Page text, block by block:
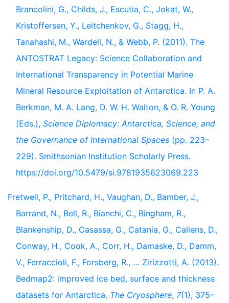
Brancolini, G., Childs, J., Escutia, C., Jokat, W.,
Kristoffersen, Y., Leitchenkov, G., Stagg, H.,
Tanahashi, M., Wardell, N., & Webb, P. (2011). The
ANTOSTRAT Legacy: Science Collaboration and
International Transparency in Potential Marine
Mineral Resource Exploitation of Antarctica. In P. A.
Berkman, M. A. Lang, D. W. H. Walton, & O. R. Young
(Eds.), Science Diplomacy: Antarctica, Science, and
the Governance of International Spaces (pp. 223–
229). Smithsonian Institution Scholarly Press.
https://doi.org/10.5479/si.9781935623069.223
Fretwell, P., Pritchard, H., Vaughan, D., Bamber, J.,
Barrand, N., Bell, R., Bianchi, C., Bingham, R.,
Blankenship, D., Casassa, G., Catania, G., Callens, D.,
Conway, H., Cook, A., Corr, H., Damaske, D., Damm,
V., Ferraccioli, F., Forsberg, R., … Zirizzotti, A. (2013).
Bedmap2: improved ice bed, surface and thickness
datasets for Antarctica. The Cryosphere, 7(1), 375–